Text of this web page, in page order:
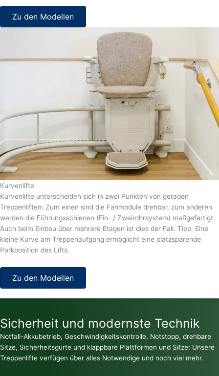
Zu den Modellen
Kurvenlifte
Kurvenlifte unterscheiden sich in zwei Punkten von geraden
Treppenliften: Zum einen sind die Fahmodule drehbar, zum anderen
werden die Führungsschienen (Ein- / Zweirohrsystem) maßgefertigt.
Auch beim Einbau über mehrere Etagen ist dies der Fall. Tipp: Eine
kleine Kurve am Treppenaufgang ermöglicht eine platzsparende
Parkposition des Lifts.
Zu den Modellen
Sicherheit und modernste Technik
Notfall-Akkubetrieb, Geschwindigkeitskontrolle, Notstopp, drehbare
Sitze, Sicherheitsgurte und klappbare Plattformen und Sitze: Unsere
Treppenlifte verfügen über alles Notwendige und noch viel mehr.